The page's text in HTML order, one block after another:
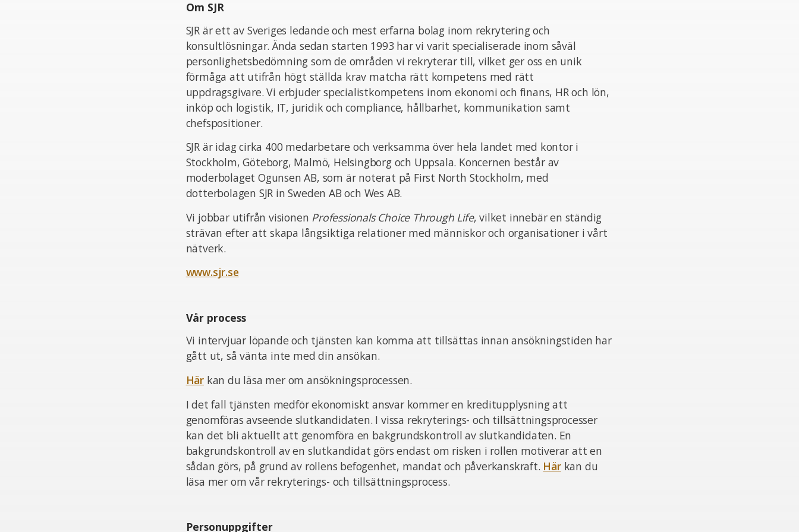
Om SJR
SJR är ett av Sveriges ledande och mest erfarna bolag inom rekrytering och
konsultlösningar. Ända sedan starten 1993 har vi varit specialiserade inom såväl
personlighetsbedömning som de områden vi rekryterar till, vilket ger oss en unik
förmåga att utifrån högt ställda krav matcha rätt kompetens med rätt
uppdragsgivare. Vi erbjuder specialistkompetens inom ekonomi och finans, HR och lön,
inköp och logistik, IT, juridik och compliance, hållbarhet, kommunikation samt
chefspositioner.
SJR är idag cirka 400 medarbetare och verksamma över hela landet med kontor i
Stockholm, Göteborg, Malmö, Helsingborg och Uppsala. Koncernen består av
moderbolaget Ogunsen AB, som är noterat på First North Stockholm, med
dotterbolagen SJR in Sweden AB och Wes AB.
Vi jobbar utifrån visionen Professionals Choice Through Life, vilket innebär en ständig
strävan efter att skapa långsiktiga relationer med människor och organisationer i vårt
nätverk.
www.sjr.se
Vår process
Vi intervjuar löpande och tjänsten kan komma att tillsättas innan ansökningstiden har
gått ut, så vänta inte med din ansökan.
Härkan du läsa mer om ansökningsprocessen.
I det fall tjänsten medför ekonomiskt ansvar kommer en kreditupplysning att
genomföras avseende slutkandidaten. I vissa rekryterings- och tillsättningsprocesser
kan det bli aktuellt att genomföra en bakgrundskontroll av slutkandidaten. En
bakgrundskontroll av en slutkandidat görs endast om risken i rollen motiverar att en
sådan görs, på grund av rollens befogenhet, mandat och påverkanskraft. Härkan du
läsa mer om vår rekryterings- och tillsättningsprocess.
Personuppgifter